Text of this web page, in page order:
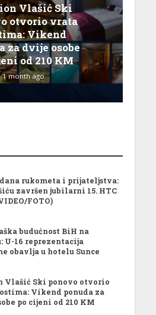
Vlašić Ski
otvorio vrata
Vikend
za dvije osobe
od 210 KM
1 month ago
dana rukometa i prijateljstva:
završen jubilarni 15. HTC
FOTO)
budućnost BiH na
U-16 reprezentacija
obavlja u hotelu Sunce
Vlašić Ski ponovo otvorio
Vikend ponuda za
po cijeni od 210 KM